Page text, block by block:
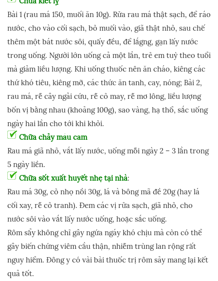
Bài 1 (rau má 150, muối ăn 10g). Rửa rau má thật sạch, để ráo
nước, cho vào cối sạch, bỏ muối vào, giã thật nhỏ, sau chế
thêm một bát nước sôi, quấy đều, để lắgng, gạn lấy nước
trong uống. Người lớn uống cả một lần, trẻ em tuỳ theo tuổi
mà giảm liều lượng. Khi uống thuốc nên ăn cháo, kiêng các
thứ khó tiêu, kiêng mỡ, các thức ăn tanh, cay, nóng; Bài 2,
rau má, rễ cây ngải cứu, rễ cỏ may, rễ mơ lông, liều lượng
bốn vị bằng nhau (khoảng 100g), sao vàng, hạ thổ, sắc uống
ngày hai lần cho tới khi khỏi.
Chữa chảy máu cam
Rau má giã nhỏ, vắt lấy nước, uống mỗi ngày 2 – 3 lần trong
5 ngày liền.
Chữa sốt xuất huyết nhẹ tại nhà:
Rau má 30g, cỏ nhọ nồi 30g, lá và bông mã đề 20g (hay lá
cối xay, rễ cỏ tranh). Đem các vị rửa sạch, giã nhỏ, cho
nước sôi vào vắt lấy nước uống, hoặc sắc uống.
Rôm sẩy không chỉ gây ngứa ngáy khó chịu mà còn có thể
gây biến chứng viêm cầu thận, nhiễm trùng lan rộng rất
nguy hiểm. Đông y có vài bài thuốc trị rôm sảy mang lại kết
quả tốt.